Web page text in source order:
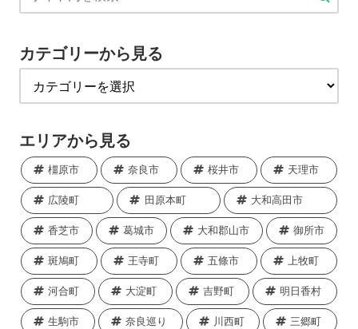
カテゴリーから見る
エリアから見る
橿原市 奈良市 桜井市 天理市
広陵町 田原本町 大和高田市
香芝市 葛城市 大和郡山市 御所市
斑鳩町 王寺町 五條市 上牧町
河合町 大淀町 吉野町 明日香村
生駒市 奈良巡り 川西町 三郷町